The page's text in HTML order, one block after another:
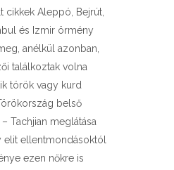
cikkek Aleppó, Bejrút,
és Izmir örmény
anélkül azonban,
találkoztak volna
török vagy kurd
belső
Tachjian meglátása
ellentmondásoktól
ezen nőkre is